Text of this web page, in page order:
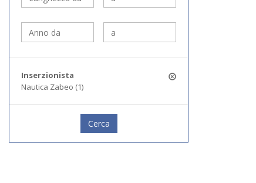
Inserzionista
Nautica Zabeo (1)
Cerca